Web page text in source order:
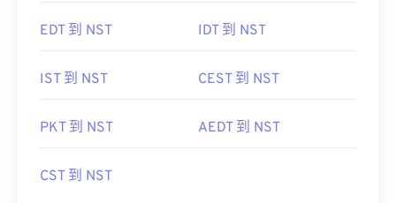
EDT 到 NST IDT 到 NST
IST 到 NST CEST 到 NST
PKT 到 NST AEDT 到 NST
CST 到 NST